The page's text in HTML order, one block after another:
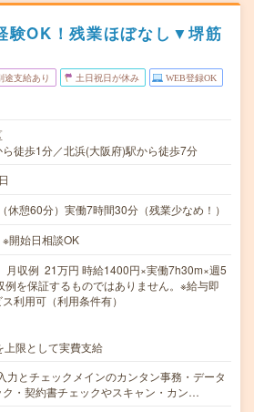
験OK！残業ほぼなし▼堺筋
途支給あり 土日祝日が休み WEB登録OK
徒歩1分／北浜(大阪府)駅から徒歩7分
休憩60分）実働7時間30分（残業少なめ！）
開始日相談OK
収例 21万円 時給1400円×実働7h30m×週5
例を保証するものではありません。※給与即
利用可（利用条件有）
上限として実費支給
力とチェックメインのカンタン事務・データ
ク・契約書チェックやスキャン・カン…